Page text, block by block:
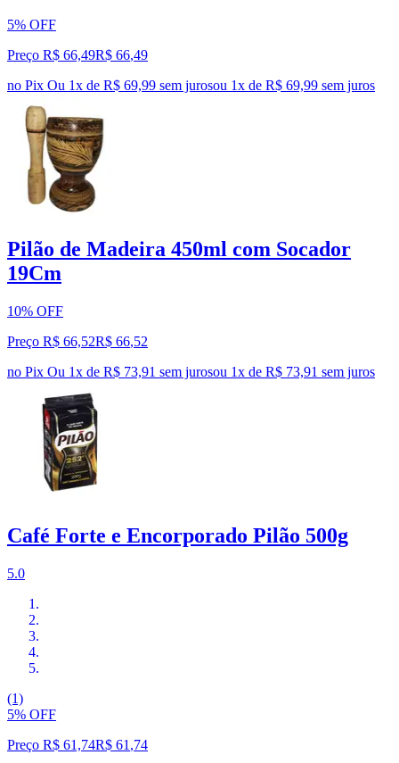
5% OFF
Preço R$ 66,49R$ 66,49
no Pix Ou 1x de R$ 69,99 sem jurosou 1x de R$ 69,99 sem juros
Pilão de Madeira 450ml com Socador
19Cm
10% OFF
Preço R$ 66,52R$ 66,52
no Pix Ou 1x de R$ 73,91 sem jurosou 1x de R$ 73,91 sem juros
Café Forte e Encorporado Pilão 500g
5.0
(1)
5% OFF
Preço R$ 61,74R$ 61 ,74